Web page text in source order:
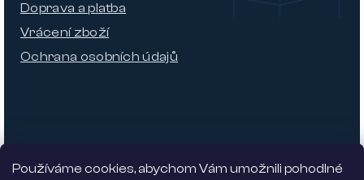
Používáme cookies, abychom Vám umožnili pohodlné
Doprava a platba
Vrácení zboží
Ochrana osobních údajů